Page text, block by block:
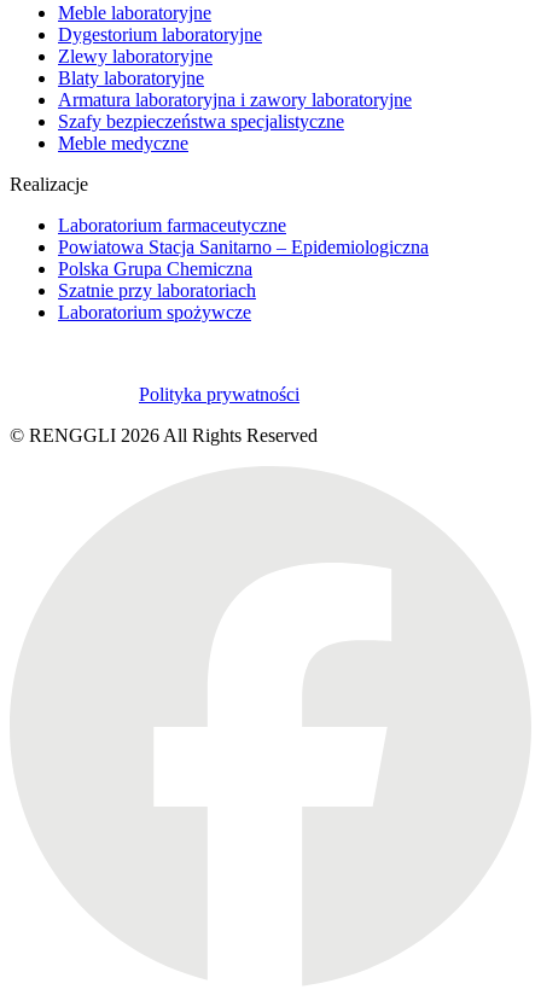
Meble laboratoryjne
Dygestorium laboratoryjne
Zlewy laboratoryjne
Blaty laboratoryjne
Armatura laboratoryjna i zawory laboratoryjne
Szafy bezpieczeństwa specjalistyczne
Meble medyczne
Realizacje
Laboratorium farmaceutyczne
Powiatowa Stacja Sanitarno – Epidemiologiczna
Polska Grupa Chemiczna
Szatnie przy laboratoriach
Laboratorium spożywcze
Polityka prywatności
© RENGGLI 2026 All Rights Reserved